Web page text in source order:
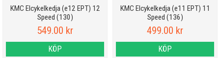
KMC Elcykelkedja (e12 EPT) 12
Speed (130)
549.00 kr
KÖP
KMC Elcykelkedja (e11 EPT) 11
Speed (136)
499.00 kr
KÖP